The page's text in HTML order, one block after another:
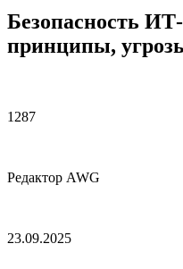
Безопасность
принципы,
1287
Редактор AWG
23.09.2025